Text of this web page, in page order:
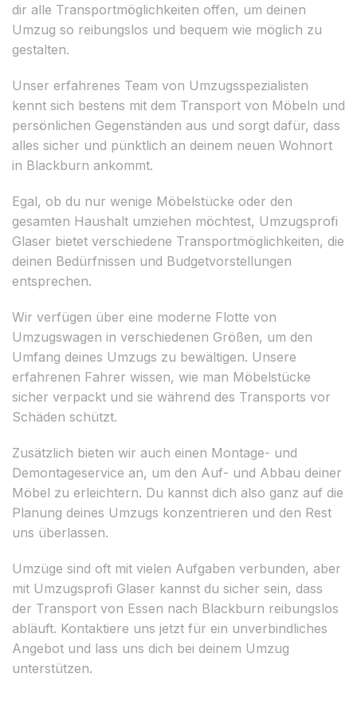
dir alle Transportmöglichkeiten offen, um deinen
Umzug so reibungslos und bequem wie möglich zu
gestalten.
Unser erfahrenes Team von Umzugsspezialisten
kennt sich bestens mit dem Transport von Möbeln und
persönlichen Gegenständen aus und sorgt dafür, dass
alles sicher und pünktlich an deinem neuen Wohnort
in Blackburn ankommt.
Egal, ob du nur wenige Möbelstücke oder den
gesamten Haushalt umziehen möchtest, Umzugsprofi
Glaser bietet verschiedene Transportmöglichkeiten, die
deinen Bedürfnissen und Budgetvorstellungen
entsprechen.
Wir verfügen über eine moderne Flotte von
Umzugswagen in verschiedenen Größen, um den
Umfang deines Umzugs zu bewältigen. Unsere
erfahrenen Fahrer wissen, wie man Möbelstücke
sicher verpackt und sie während des Transports vor
Schäden schützt.
Zusätzlich bieten wir auch einen Montage- und
Demontageservice an, um den Auf- und Abbau deiner
Möbel zu erleichtern. Du kannst dich also ganz auf die
Planung deines Umzugs konzentrieren und den Rest
uns überlassen.
Umzüge sind oft mit vielen Aufgaben verbunden, aber
mit Umzugsprofi Glaser kannst du sicher sein, dass
der Transport von Essen nach Blackburn reibungslos
abläuft. Kontaktiere uns jetzt für ein unverbindliches
Angebot und lass uns dich bei deinem Umzug
unterstützen.